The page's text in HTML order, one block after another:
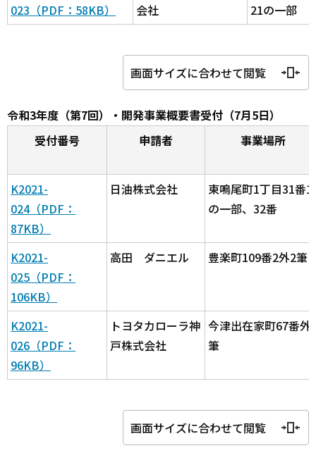
023（PDF：58KB） 会社 21の一部
画面サイズに合わせて閲覧
令和3年度（第7回）・開発事業概要書受付（7月5日）
受付番号
申請者 事業場所
K2021-
024（PDF：
87KB）
日油株式会社
東鳴尾町1丁目31番1
の一部、32番
K2021-
025（PDF：
106KB）
高田 ダニエル 豊楽町109番2外2筆
K2021-
026（PDF：
96KB）
トヨタカローラ神
戸株式会社
今津出在家町67番外
筆
画面サイズに合わせて閲覧